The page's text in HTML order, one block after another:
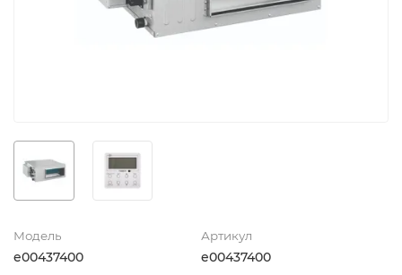
Модель
e00437400
Артикул
e00437400